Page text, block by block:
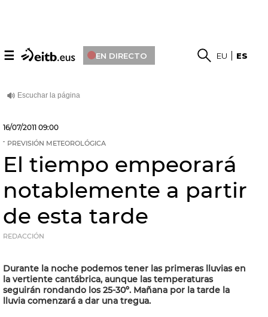
☰ EN DIRECTO EU ES
16/07/2011 09:00
PREVISIÓN METEOROLÓGICA
El tiempo empeorará
notablemente a partir
de esta tarde
REDACCIÓN
Durante la noche podemos tener las primeras lluvias en
la vertiente cantábrica, aunque las temperaturas
seguirán rondando los 25-30º. Mañana por la tarde la
lluvia comenzará a dar una tregua.